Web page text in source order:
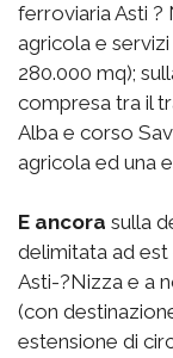
ferroviaria Asti ?
agricola e
280.000 mq);
compresa tra il
Alba e corso
agricola ed una
E ancora sulla
delimitata ad
Asti-?Nizza e a
(con
estensione di